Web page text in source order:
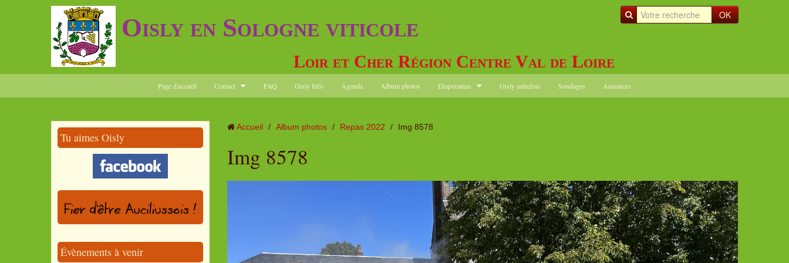
OK
Oisly en Sologne viticole
Loir et Cher Région Centre Val de Loire
Page d'accueil Contact FAQ Oisly Info Agenda Album photos Diaporamas Oisly autrefois Sondages Annonces
Tu aimes Oisly
Évènements à venir
Accueil / Album photos / Repas 2022 / Img 8578
Img 8578